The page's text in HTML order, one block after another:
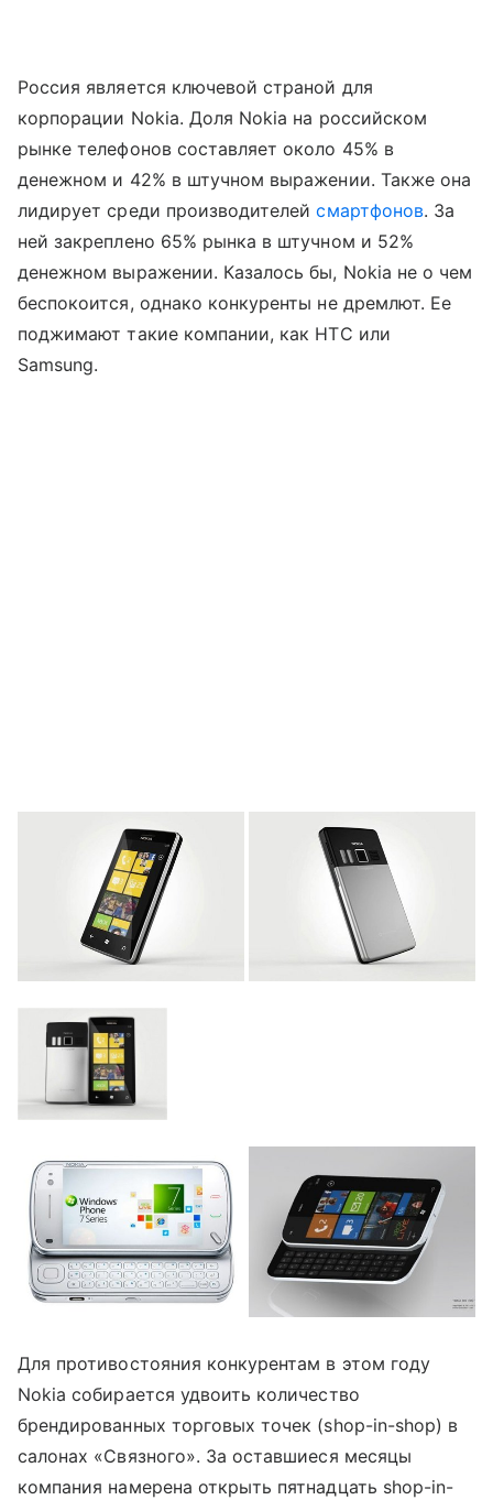
Россия является ключевой страной для
корпорации Nokia. Доля Nokia на российском
рынке телефонов составляет около 45% в
денежном и 42% в штучном выражении. Также она
лидирует среди производителейсмартфонов. За
ней закреплено 65% рынка в штучном и 52%
денежном выражении. Казалось бы, Nokia не о чем
беспокоится, однако конкуренты не дремлют. Ее
поджимают такие компании, как HTC или
Samsung.
Для противостояния конкурентам в этом году
Nokia собирается удвоить количество
брендированных торговых точек (shop-in-shop) в
салонах «Связного». За оставшиеся месяцы
компания намерена открыть пятнадцать shop-in-